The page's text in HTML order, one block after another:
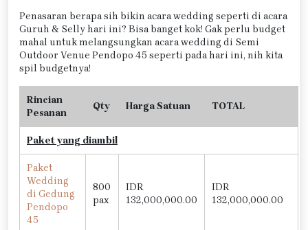
Penasaran berapa sih bikin acara wedding seperti di acara
Guruh & Selly hari ini? Bisa banget kok! Gak perlu budget
mahal untuk melangsungkan acara wedding di Semi
Outdoor Venue Pendopo 45 seperti pada hari ini, nih kita
spil budgetnya!
Rincian
Pesanan
Qty Harga Satuan TOTAL
Paket yang diambil
Paket
Wedding
di Gedung
Pendopo
45
800
pax
IDR
132,000,000.00
IDR
132,000,000.00